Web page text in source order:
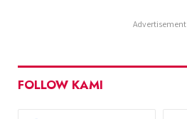
Advertisement
FOLLOW KAMI